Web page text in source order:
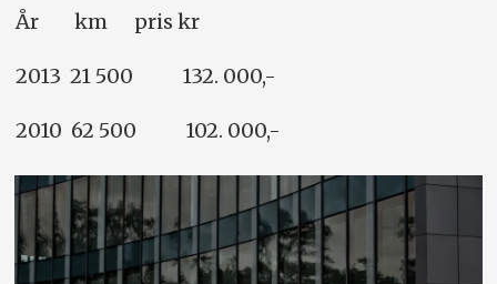
År km pris kr
2013 21 500 132. 000,-
2010 62 500 102. 000,-